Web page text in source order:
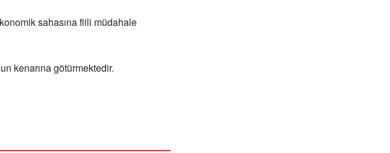
sahasına fiili müdahale
kenarına götürmektedir.